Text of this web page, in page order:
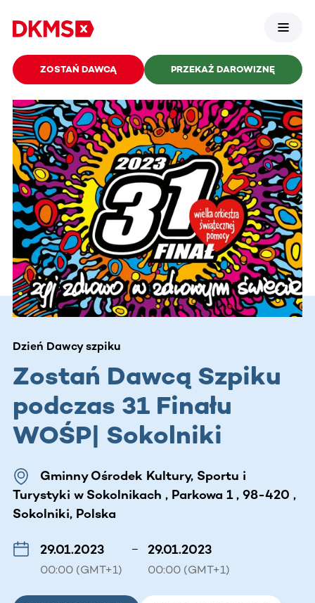
ZOSTAŃ DAWCĄ PRZEKAŻ DAROWIZNĘ
Dzień Dawcy szpiku
Zostań Dawcą Szpiku
podczas 31 Finału
WOŚP| Sokolniki
Gminny Ośrodek Kultury, Sportu i
Turystyki w Sokolnikach , Parkowa 1 , 98-420 ,
Sokolniki, Polska
29.01.2023
00:00 (GMT+1)
– 29.01.2023
00:00 (GMT+1)